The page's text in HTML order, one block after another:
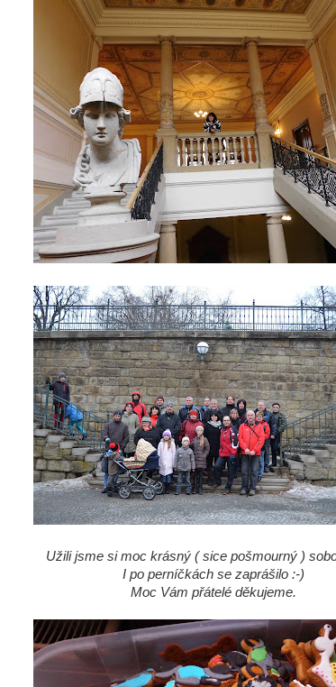
Užili jsme si moc krásný ( sice pošmourný )
I po perníčkách se zaprášilo :-)
Moc Vám přátelé děkujeme.